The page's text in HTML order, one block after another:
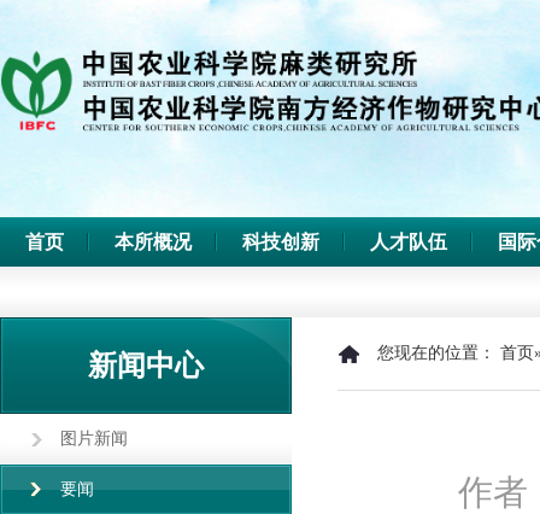
首页 本所概况 科技创新 人才队伍 国
新闻中心
图片新闻
要闻
您现在的位置： 首页
作者